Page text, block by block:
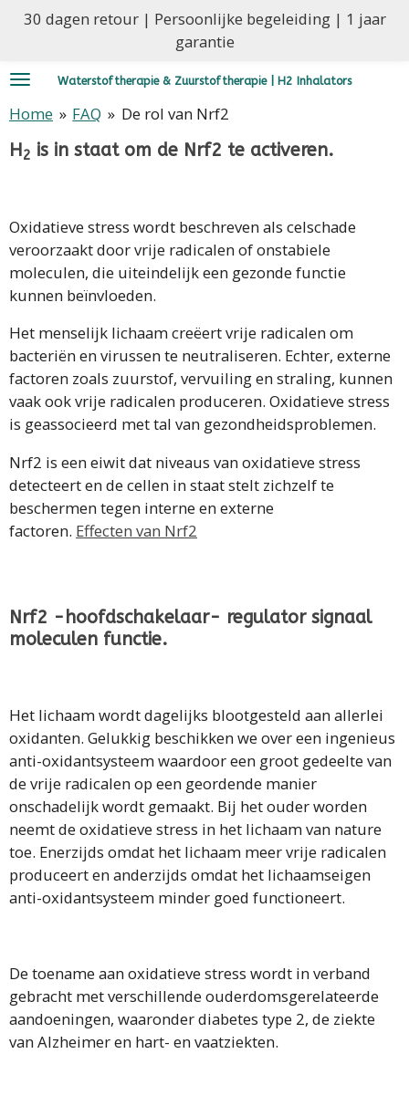
Ga
de
hoofdinhoud
Waterstoftherapie & Zuurstoftherapie | H2 Inhalators
30 dagen retour | Persoonlijke begeleiding | 1 jaar
garantie
Home » FAQ » De rol van Nrf2
H2 is in staat om de Nrf2 te activeren.
Oxidatieve stress wordt beschreven als celschade
veroorzaakt door vrije radicalen of onstabiele
moleculen, die uiteindelijk een gezonde functie
kunnen beïnvloeden.
Het menselijk lichaam creëert vrije radicalen om
bacteriën en virussen te neutraliseren. Echter, externe
factoren zoals zuurstof, vervuiling en straling, kunnen
vaak ook vrije radicalen produceren. Oxidatieve stress
is geassocieerd met tal van gezondheidsproblemen.
Nrf2 is een eiwit dat niveaus van oxidatieve stress
detecteert en de cellen in staat stelt zichzelf te
beschermen tegen interne en externe
factoren. Effecten van Nrf2
Nrf2 -hoofdschakelaar- regulator signaal
moleculen functie.
Het lichaam wordt dagelijks blootgesteld aan allerlei
oxidanten. Gelukkig beschikken we over een ingenieus
anti-oxidantsysteem waardoor een groot gedeelte van
de vrije radicalen op een geordende manier
onschadelijk wordt gemaakt. Bij het ouder worden
neemt de oxidatieve stress in het lichaam van nature
toe. Enerzijds omdat het lichaam meer vrije radicalen
produceert en anderzijds omdat het lichaamseigen
anti-oxidantsysteem minder goed functioneert.
De toename aan oxidatieve stress wordt in verband
gebracht met verschillende ouderdomsgerelateerde
aandoeningen, waaronder diabetes type 2, de ziekte
van Alzheimer en hart- en vaatziekten.